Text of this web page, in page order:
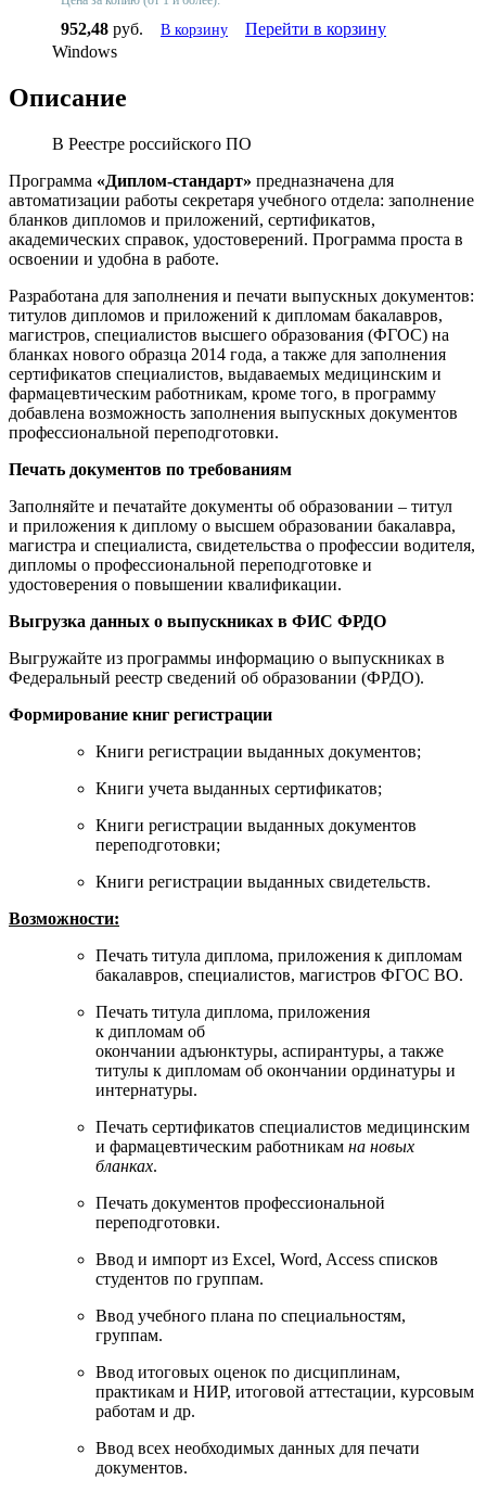
952,48 руб. В корзину
Перейти в корзину
Windows
Описание
В Реестре российского ПО
Программа «Диплом-стандарт» предназначена для
автоматизации работы секретаря учебного отдела: заполнение
бланков дипломов и приложений, сертификатов,
академических справок, удостоверений. Программа проста в
освоении и удобна в работе.
Разработана для заполнения и печати выпускных документов:
титулов дипломов и приложений к дипломам бакалавров,
магистров, специалистов высшего образования (ФГОС) на
бланках нового образца 2014 года, а также для заполнения
сертификатов специалистов, выдаваемых медицинским и
фармацевтическим работникам, кроме того, в программу
добавлена возможность заполнения выпускных документов
профессиональной переподготовки.
Печать документов по требованиям
Заполняйте и печатайте документы об образовании – титул
и приложения к диплому о высшем образовании бакалавра,
магистра и специалиста, свидетельства о профессии водителя,
дипломы о профессиональной переподготовке и
удостоверения о повышении квалификации.
Выгрузка данных о выпускниках в ФИС ФРДО
Выгружайте из программы информацию о выпускниках в
Федеральный реестр сведений об образовании (ФРДО).
Формирование книг регистрации
Книги регистрации выданных документов;
Книги учета выданных сертификатов;
Книги регистрации выданных документов
переподготовки;
Книги регистрации выданных свидетельств.
Возможности:
Печать титула диплома, приложения к дипломам
бакалавров, специалистов, магистров ФГОС ВО.
Печать титула диплома, приложения
к дипломам об
окончании адъюнктуры, аспирантуры, а также
титулы к дипломам об окончании ординатуры и
интернатуры.
Печать сертификатов специалистов медицинским
и фармацевтическим работникам на новых
бланках.
Печать документов профессиональной
переподготовки.
Ввод и импорт из Excel, Word, Access списков
студентов по группам.
Ввод учебного плана по специальностям,
группам.
Ввод итоговых оценок по дисциплинам,
практикам и НИР, итоговой аттестации, курсовым
работам и др.
Ввод всех необходимых данных для печати
документов.